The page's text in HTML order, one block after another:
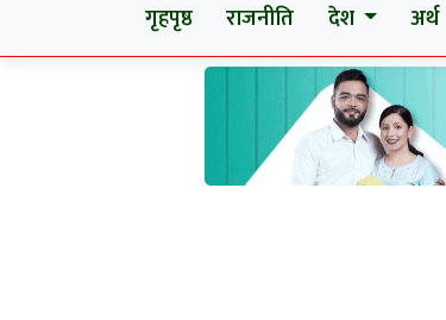
गृहपृष्ठ राजनीति देश अर्थ